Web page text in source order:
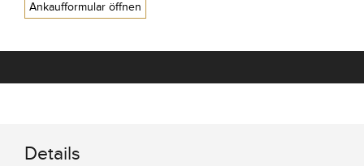
Ankaufformular öffnen
Details